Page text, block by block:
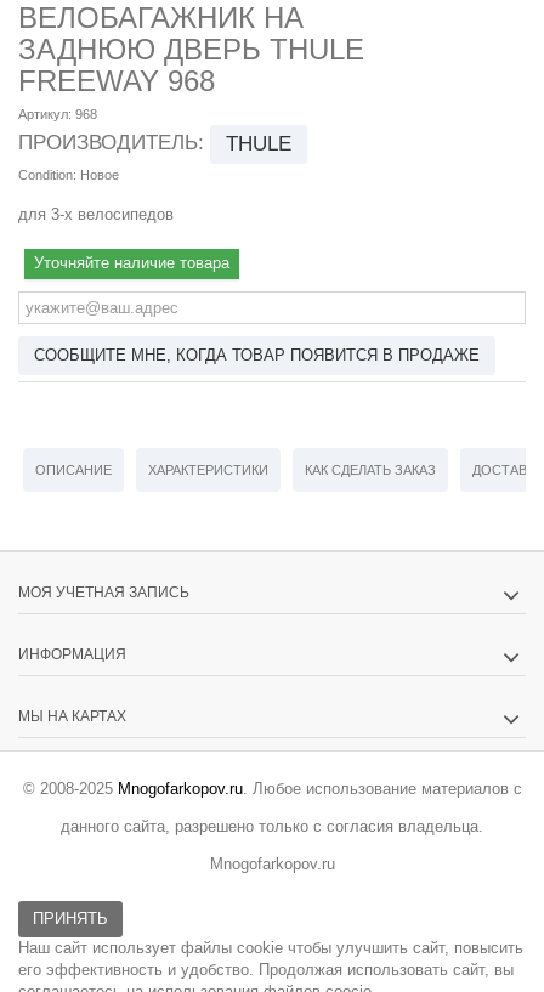
ВЕЛОБАГАЖНИК НА
ЗАДНЮЮ ДВЕРЬ THULE
FREEWAY 968
Артикул: 968
ПРОИЗВОДИТЕЛЬ: THULE
Condition: Новое
для 3-х велосипедов
Уточняйте наличие товара
СООБЩИТЕ МНЕ, КОГДА ТОВАР ПОЯВИТСЯ В ПРОДАЖЕ
ОПИСАНИЕ ХАРАКТЕРИСТИКИ КАК СДЕЛАТЬ ЗАКАЗ
МОЯ УЧЕТНАЯ ЗАПИСЬ
ИНФОРМАЦИЯ
МЫ НА КАРТАХ
© 2008-2025 Mnogofarkopov.ru. Любое использование материалов с
данного сайта, разрешено только с согласия владельца.
Mnogofarkopov.ru
ПРИНЯТЬ
Наш сайт использует файлы cookie чтобы улучшить сайт, повысить
его эффективность и удобство. Продолжая использовать сайт, вы